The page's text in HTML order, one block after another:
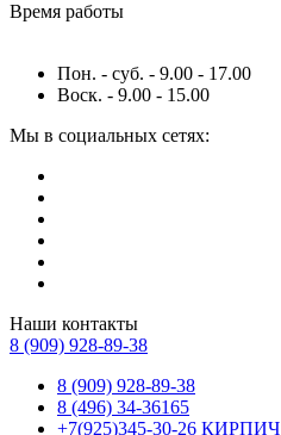
Время работы
Пон. - суб. - 9.00 - 17.00
Воск. - 9.00 - 15.00
Мы в социальных сетях:
Наши контакты
8 (909) 928-89-38
8 (909) 928-89-38
8 (496) 34-36165
+7(925)345-30-26 КИРПИЧ